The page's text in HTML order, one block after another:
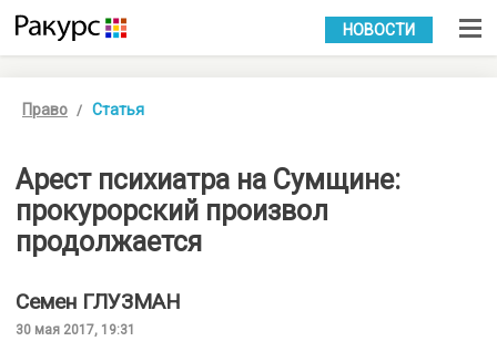
УКР РУС
НОВОСТИ
Право Статья
Арест психиатра на Сумщине:
прокурорский произвол
продолжается
Семен ГЛУЗМАН
30 мая 2017, 19:31